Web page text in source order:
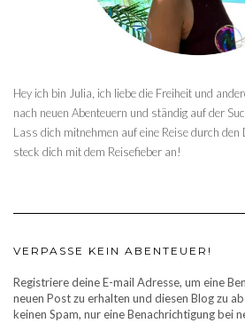
Hey ich bin Julia, ich liebe die Freiheit und
nach neuen Abenteuern und ständig auf der
Lass dich mitnehmen auf eine Reise durch
steck dich mit dem Reisefieber an!
VERPASSE KEIN ABENTEUER!
Registriere deine E-mail Adresse, um eine
neuen Post zu erhalten und diesen Blog zu
keinen Spam, nur eine Benachrichtigung bei